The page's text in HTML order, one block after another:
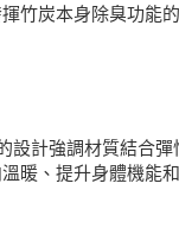
竹炭本身除臭功能
設計強調材質結合
暖、提升身體機能